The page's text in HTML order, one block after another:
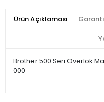
Ürün Açıklaması
Brother 500 Seri Overlok
000